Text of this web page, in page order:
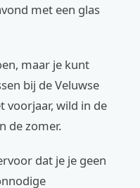
met een glas
maar je kunt
bij de Veluwse
voorjaar, wild in de
de zomer.
dat je je geen